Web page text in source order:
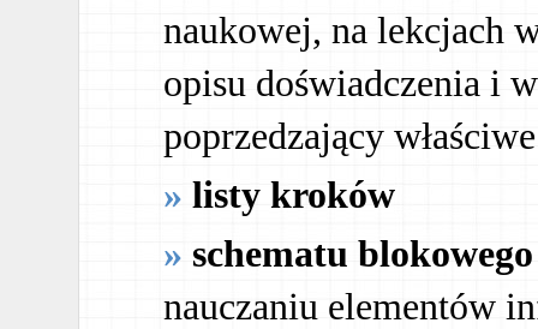
naukowej, na lekcjach
opisu doświadczenia i
poprzedzający
listy kroków
schematu blokowego
nauczaniu elementów